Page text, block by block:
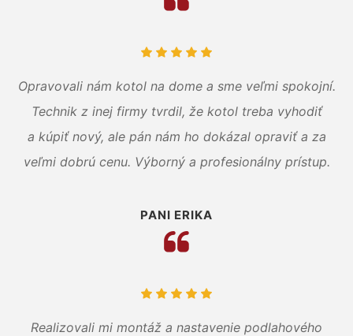
Opravovali nám kotol na dome a sme veľmi spokojní.
Technik z inej firmy tvrdil, že kotol treba vyhodiť
a kúpiť nový, ale pán nám ho dokázal opraviť a za
veľmi dobrú cenu. Výborný a profesionálny prístup.
PANI ERIKA
Realizovali mi montáž a nastavenie podlahového